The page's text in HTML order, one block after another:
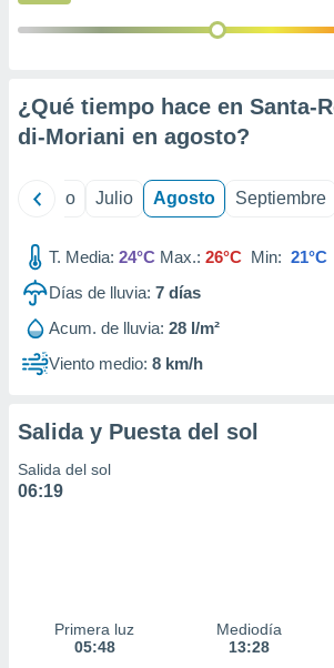
mediante
publicidad
publicidad
1199
¿Qué tiempo hace en Santa-
di-Moriani en agosto?
Junio Julio Agosto Septiembre
T. Media: 24°C Max.: 26°C Min: 21°C
Días de lluvia: 7 días
Acum. de lluvia: 28 l/m²
Viento medio: 8 km/h
Salida y Puesta del sol
Salida del sol
06:19
Primera luz
05:48
Mediodía
13:28